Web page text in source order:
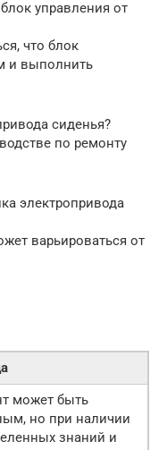
управления от
что блок
и выполнить
сиденья?
по ремонту
электропривода
варьироваться от
может быть
но при наличии
знаний и